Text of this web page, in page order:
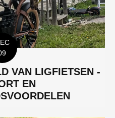
VAN LIGFIETSEN -
EN